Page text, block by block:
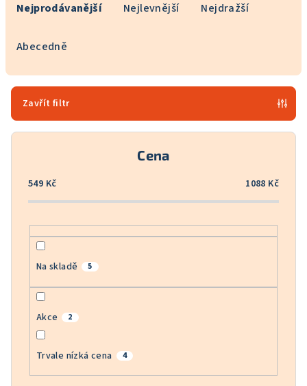
r
o
Nejprodávanější Nejlevnější Nejdražší
Abecedně
Zavřít filtr
Cena
549 Kč 1088 Kč
Na skladě 5
Akce 2
Trvale nízká cena 4